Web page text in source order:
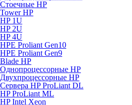
Стоечные HP
Tower HP
HP 1U
HP 2U
HP 4U
HPE Proliant Gen10
HPE Proliant Gen9
Blade HP
Однопроцессорные HP
Двухпроцессорные HP
Сервера HP ProLiant DL
HP ProLiant ML
HP Intel Xeon